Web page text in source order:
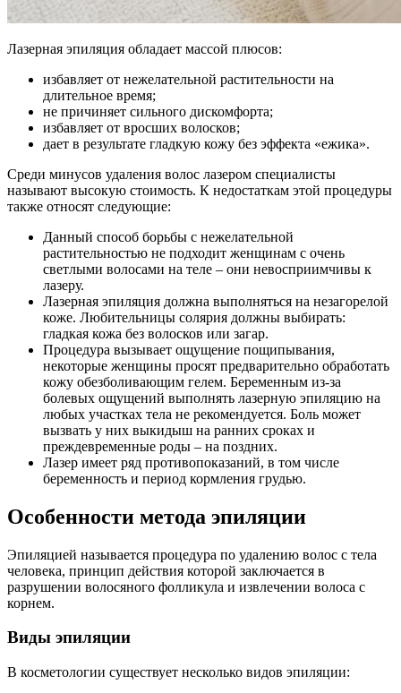
Лазерная эпиляция обладает массой плюсов:
избавляет от нежелательной растительности на
длительное время;
не причиняет сильного дискомфорта;
избавляет от вросших волосков;
дает в результате гладкую кожу без эффекта «ежика».
Среди минусов удаления волос лазером специалисты
называют высокую стоимость. К недостаткам этой процедуры
также относят следующие:
Данный способ борьбы с нежелательной
растительностью не подходит женщинам с очень
светлыми волосами на теле – они невосприимчивы к
лазеру.
Лазерная эпиляция должна выполняться на незагорелой
коже. Любительницы солярия должны выбирать:
гладкая кожа без волосков или загар.
Процедура вызывает ощущение пощипывания,
некоторые женщины просят предварительно обработать
кожу обезболивающим гелем. Беременным из-за
болевых ощущений выполнять лазерную эпиляцию на
любых участках тела не рекомендуется. Боль может
вызвать у них выкидыш на ранних сроках и
преждевременные роды – на поздних.
Лазер имеет ряд противопоказаний, в том числе
беременность и период кормления грудью.
Особенности метода эпиляции
Эпиляцией называется процедура по удалению волос с тела
человека, принцип действия которой заключается в
разрушении волосяного фолликула и извлечении волоса с
корнем.
Виды эпиляции
В косметологии существует несколько видов эпиляции: